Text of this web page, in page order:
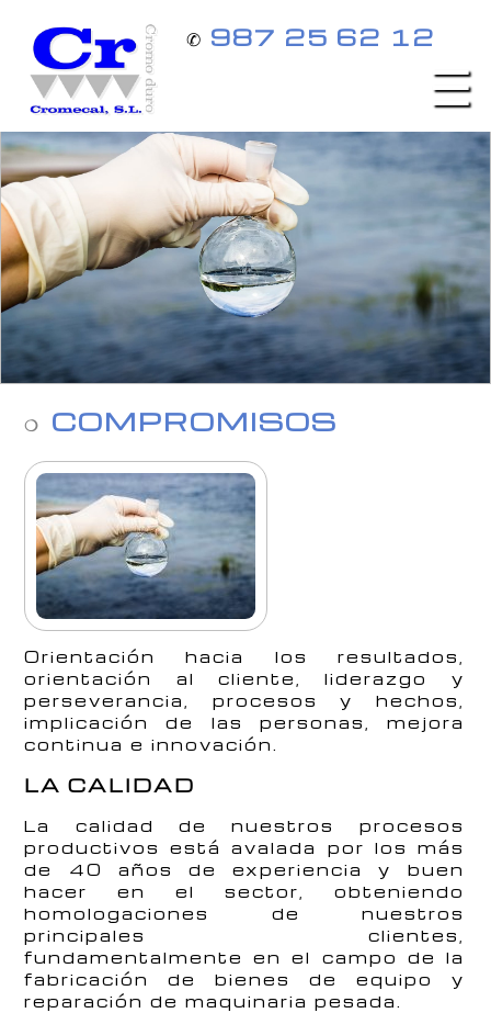
✆ 987 25 62 12
COMPROMISOS
Orientación hacia los resultados,
orientación al cliente, liderazgo y
perseverancia, procesos y hechos,
implicación de las personas, mejora
continua e innovación.
LA CALIDAD
La calidad de nuestros procesos
productivos está avalada por los más
de 40 años de experiencia y buen
hacer en el sector, obteniendo
homologaciones de nuestros
principales clientes,
fundamentalmente en el campo de la
fabricación de bienes de equipo y
reparación de maquinaria pesada.